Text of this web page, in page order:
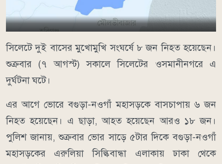
সিলেটে দুই বাসের মুখোমুখি সংঘর্ষে ৮ জন নিহত হয়েছেন।
শুক্রবার (৭ আগস্ট) সকালে সিলেটের ওসমানীনগরে এ
দুর্ঘটনা ঘটে।
এর আগে ভোরে বগুড়া-নওগাঁ মহাসড়কে বাসচাপায় ৬ জন
নিহত হয়েছেন। এ ছাড়া, আহত হয়েছেন আরও ১৮ জন।
পুলিশ জানায়, শুক্রবার ভোর সাড়ে ৫টার দিকে বগুড়া-নওগাঁ
মহাসড়কের এরুলিয়া সিল্কিবান্ধা এলাকায় ঢাকা থেকে